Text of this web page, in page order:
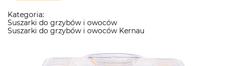
Kategoria:
Suszarki do grzybów i owoców
Suszarki do grzybów i owoców Kernau